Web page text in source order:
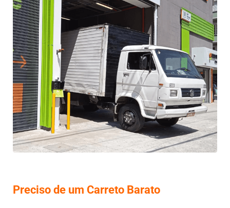
Preciso de um Carreto Barato